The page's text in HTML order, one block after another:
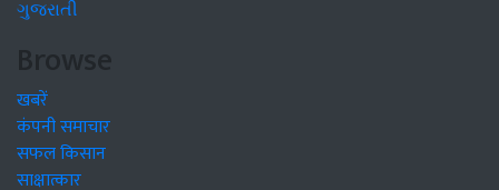
ગુજરાતી
Browse
खबरें
कंपनी समाचार
सफल किसान
साक्षात्कार